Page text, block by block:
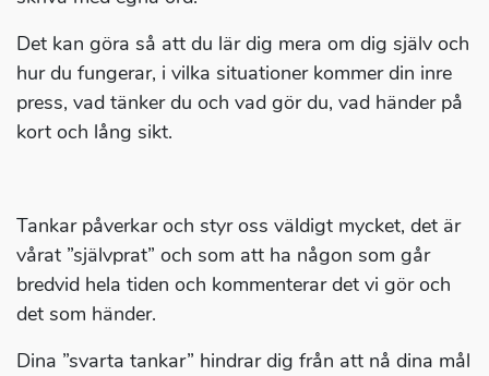
Det kan göra så att du lär dig mera om dig själv och
hur du fungerar, i vilka situationer kommer din inre
press, vad tänker du och vad gör du, vad händer på
kort och lång sikt.
Tankar påverkar och styr oss väldigt mycket, det är
vårat ”självprat” och som att ha någon som går
bredvid hela tiden och kommenterar det vi gör och
det som händer.
Dina ”svarta tankar” hindrar dig från att nå dina mål